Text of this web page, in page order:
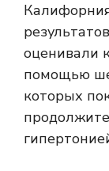
оценивали
помощью
которых